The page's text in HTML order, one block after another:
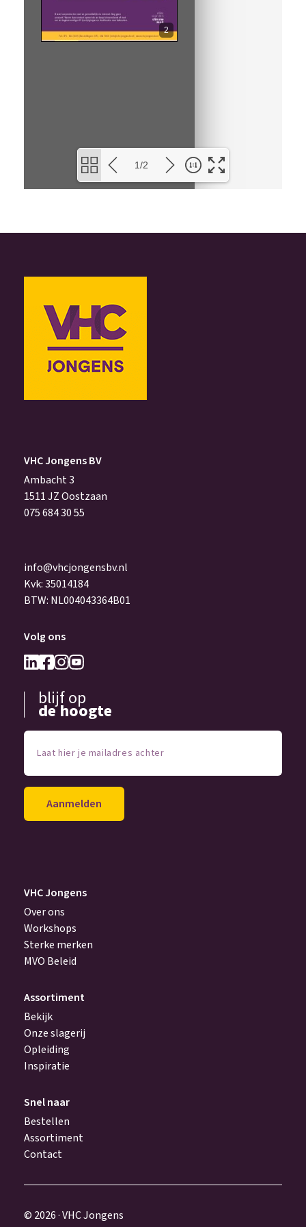
2
1/2
VHC Jongens BV
Ambacht 3
1511 JZ Oostzaan
075 684 30 55
info@vhcjongensbv.nl
Kvk: 35014184
BTW: NL004043364B01
Volg ons
blijf op
de hoogte
je
achter
VHC Jongens
Over ons
Workshops
Sterke merken
MVO Beleid
Assortiment
Bekijk
Onze slagerij
Opleiding
Inspiratie
Snel naar
Bestellen
Assortiment
Contact
© 2026 · VHC Jongens